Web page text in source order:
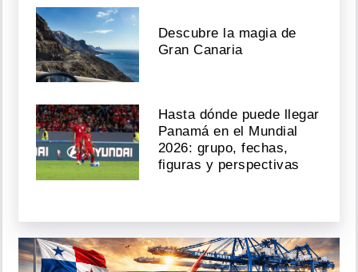
Descubre la magia de
Gran Canaria
Hasta dónde puede llegar
Panamá en el Mundial
2026: grupo, fechas,
figuras y perspectivas